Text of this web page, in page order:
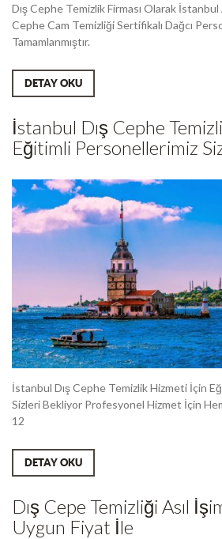
Dış Cephe Temizlik Firması Olarak
Cephe Cam Temizliği Sertifikalı Dağcı
Tamamlanmıştır.
DETAY OKU
İstanbul Dış Cephe
Eğitimli Personellerimiz
İstanbul Dış Cephe Temizlik Hizmeti İçin
Sizleri Bekliyor Profesyonel Hizmet İçin
12
DETAY OKU
Dış Cepe Temizliği Asıl
Uygun Fiyat İle